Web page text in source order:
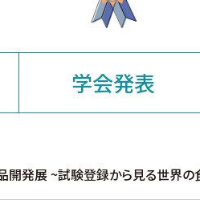
学会発表
開発展 ~試験登録から見る世界の